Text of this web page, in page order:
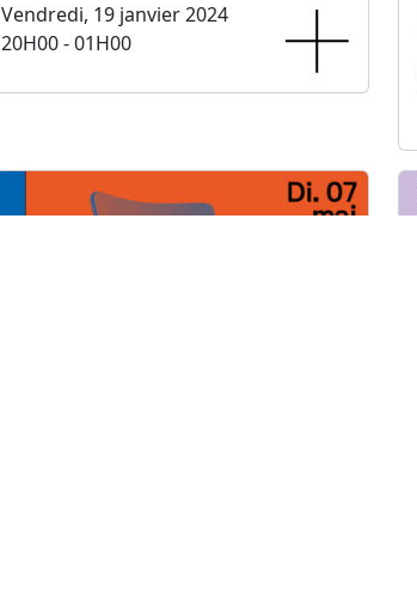
Vendredi, 19 janvier 2024
20H00 - 01H00